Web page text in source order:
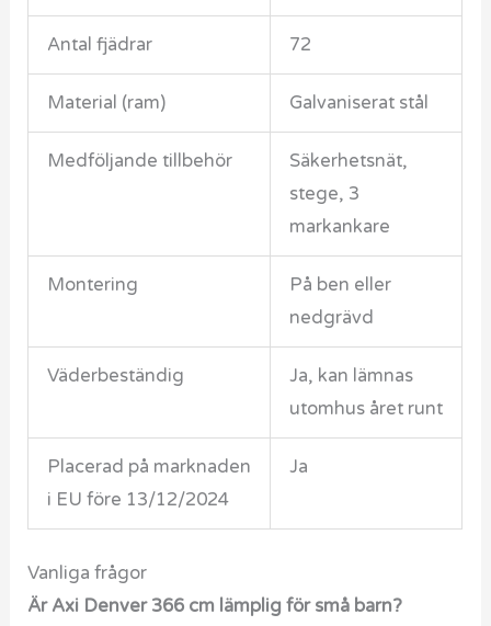
Antal fjädrar 72
Material (ram) Galvaniserat stål
Medföljande tillbehör
Säkerhetsnät,
stege, 3
markankare
Montering
På ben eller
nedgrävd
Väderbeständig
Ja, kan lämnas
utomhus året runt
Placerad på marknaden
i EU före 13/12/2024
Ja
Vanliga frågor
Är Axi Denver 366 cm lämplig för små barn?